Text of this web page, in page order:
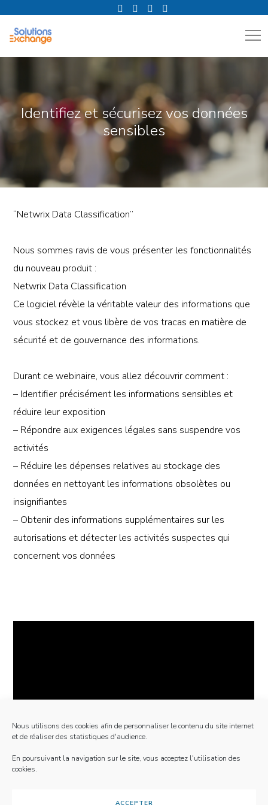
Nous utilisons des cookies afin de personnaliser le contenu du site internet
et de réaliser des statistiques d'audience.
En poursuivant la navigation sur le site, vous acceptez l'utilisation des
cookies.
ACCEPTER
Identifiez et sécurisez vos données
sensibles
“Netwrix Data Classification”
Nous sommes ravis de vous présenter les fonctionnalités
du nouveau produit :
Netwrix Data Classification
Ce logiciel révèle la véritable valeur des informations que
vous stockez et vous libère de vos tracas en matière de
sécurité et de gouvernance des informations.
Durant ce webinaire, vous allez découvrir comment :
– Identifier précisément les informations sensibles et
réduire leur exposition
– Répondre aux exigences légales sans suspendre vos
activités
– Réduire les dépenses relatives au stockage des
données en nettoyant les informations obsolètes ou
insignifiantes
– Obtenir des informations supplémentaires sur les
autorisations et détecter les activités suspectes qui
concernent vos données